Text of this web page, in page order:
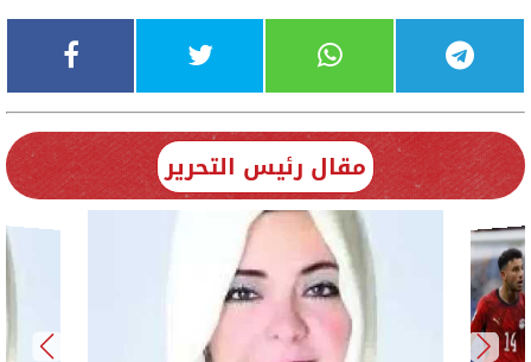
مقال رئيس التحرير